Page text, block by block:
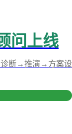
问上线
诊断→推演→方案设